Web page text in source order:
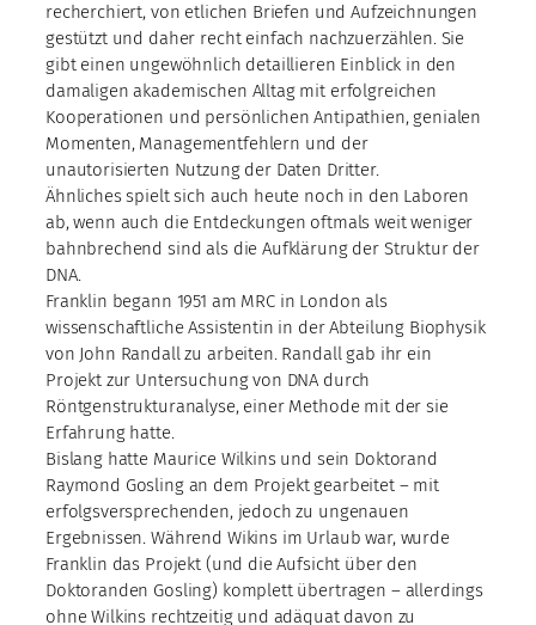
recherchiert, von etlichen Briefen und Aufzeichnungen
gestützt und daher recht einfach nachzuerzählen. Sie
gibt einen ungewöhnlich detaillieren Einblick in den
damaligen akademischen Alltag mit erfolgreichen
Kooperationen und persönlichen Antipathien, genialen
Momenten, Managementfehlern und der
unautorisierten Nutzung der Daten Dritter.
Ähnliches spielt sich auch heute noch in den Laboren
ab, wenn auch die Entdeckungen oftmals weit weniger
bahnbrechend sind als die Aufklärung der Struktur der
DNA.
Franklin begann 1951 am MRC in London als
wissenschaftliche Assistentin in der Abteilung Biophysik
von John Randall zu arbeiten. Randall gab ihr ein
Projekt zur Untersuchung von DNA durch
Röntgenstrukturanalyse, einer Methode mit der sie
Erfahrung hatte.
Bislang hatte Maurice Wilkins und sein Doktorand
Raymond Gosling an dem Projekt gearbeitet – mit
erfolgsversprechenden, jedoch zu ungenauen
Ergebnissen. Während Wikins im Urlaub war, wurde
Franklin das Projekt (und die Aufsicht über den
Doktoranden Gosling) komplett übertragen – allerdings
ohne Wilkins rechtzeitig und adäquat davon zu